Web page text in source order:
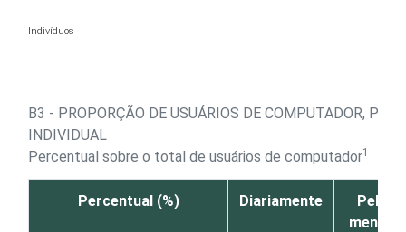
Indivíduos
B3 - PROPORÇÃO DE USUÁRIOS DE COMPUTADOR, POR
INDIVIDUAL
Percentual sobre o total de usuários de computador1
Percentual (%) Diariamente
Pelo
menos